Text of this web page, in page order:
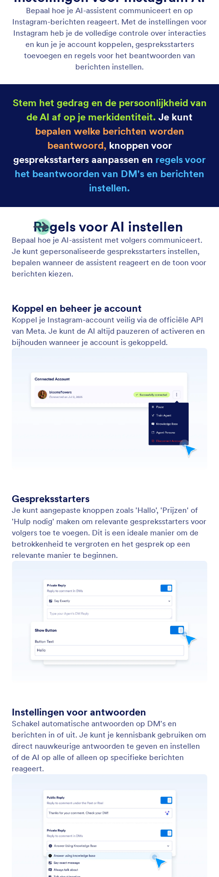
Aan de slag met de Instagram-assistent
Koppel je account, train de AI en implementeer je
assistent binnen enkele minuten om DM's en
berichten op Instagram automatisch te
beantwoorden.
Instagram-instellingen
Koppel je Instagram-account op een veilige manier,
pas je voorkeuren en aan en schakel realtime
Een bestaande AI-assistent gebruiken
Koppel je bestaande AI-assistent en synchroniseer
je trainingsgegevens om je assistent direct voor
interacties op Instagram te gebruiken. Automatiseer
antwoorden op DM's en berichten zonder een
Begin met een formulier
Maak een assistent om gegevens via een specifiek
formulier te verzamelen.